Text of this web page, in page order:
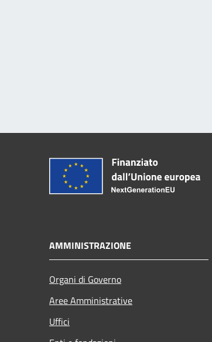
AMMINISTRAZIONE
Organi di Governo
Aree Amministrative
Uffici